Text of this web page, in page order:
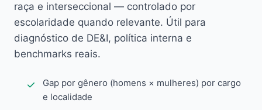
raça e interseccional — controlado por
escolaridade quando relevante. Útil para
diagnóstico de DE&I, política interna e
benchmarks reais.
Gap por gênero (homens × mulheres) por cargo
e localidade